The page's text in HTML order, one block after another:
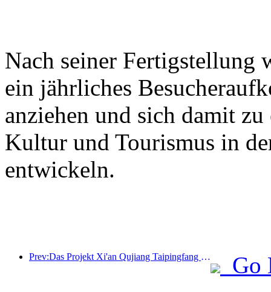
Nach seiner Fertigstellung
ein jährliches
anziehen und sich damit
Kultur und Tourismus in
entwickeln.
Prev:Das Projekt Xi'an Qujiang Taipingfang hat offiziell mit dem Bau begonnen; die Gesamtbaufläche beträgt 137.000 Quadratmeter.
Go